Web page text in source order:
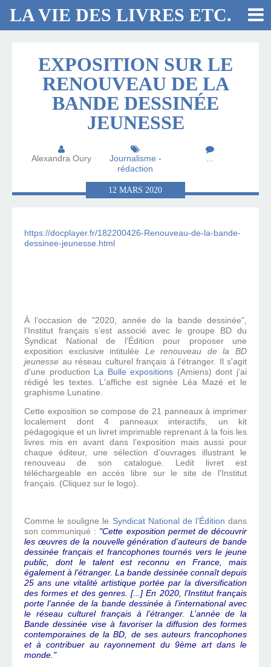
LA VIE DES LIVRES ETC.
EXPOSITION SUR LE
RENOUVEAU DE LA
BANDE DESSINÉE
JEUNESSE
Alexandra Oury
Journalisme -
rédaction
…
12MARS2020
https://docplayer.fr/182200426-Renouveau-de-la-bande-
dessinee-jeunesse.html
À l’occasion de "2020, année de la bande dessinée",
l’Institut français s’est associé avec le groupe BD du
Syndicat National de l’Édition pour proposer une
exposition exclusive intitulée Le renouveau de la BD
jeunesse au réseau culturel français à l’étranger. Il s'agit
d'une production La Bulle expositions (Amiens) dont j'ai
rédigé les textes. L'affiche est signée Léa Mazé et le
graphisme Lunatine.
Cette exposition se compose de 21 panneaux à imprimer
localement dont 4 panneaux interactifs, un kit
pédagogique et un livret imprimable reprenant à la fois les
livres mis en avant dans l’exposition mais aussi pour
chaque éditeur, une sélection d’ouvrages illustrant le
renouveau de son catalogue. Ledit livret est
téléchargeable en accès libre sur le site de l'Institut
français. (Cliquez sur le logo).
Comme le souligne le Syndicat National de l’Édition dans
son communiqué : "Cette exposition permet de découvrir
les œuvres de la nouvelle génération d’auteurs de bande
dessinée français et francophones tournés vers le jeune
public, dont le talent est reconnu en France, mais
également à l’étranger. La bande dessinée connaît depuis
25 ans une vitalité artistique portée par la diversification
des formes et des genres. [...] En 2020, l’Institut français
porte l’année de la bande dessinée à l’international avec
le réseau culturel français à l’étranger. L’année de la
Bande dessinée vise à favoriser la diffusion des formes
contemporaines de la BD, de ses auteurs francophones
et à contribuer au rayonnement du 9ème art dans le
monde."